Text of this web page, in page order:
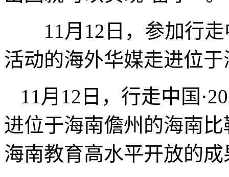
11月12日，参加行走
活动的海外华媒走进位
11月12日，行走中国
进位于海南儋州的海南
海南教育高水平开放的